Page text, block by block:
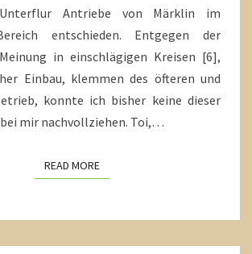
Antriebe von Märklin im
entschieden. Entgegen der
in einschlägigen Kreisen [6],
Einbau, klemmen des öfteren und
konnte ich bisher keine dieser
mir nachvollziehen. Toi,…
READ MOREREAD MORE